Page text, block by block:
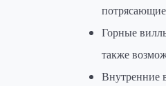
Горные
также
Внутренние